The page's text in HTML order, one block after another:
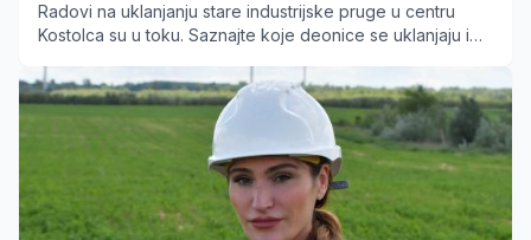
Radovi na uklanjanju stare industrijske pruge u centru
Kostolca su u toku. Saznajte koje deonice se uklanjaju i